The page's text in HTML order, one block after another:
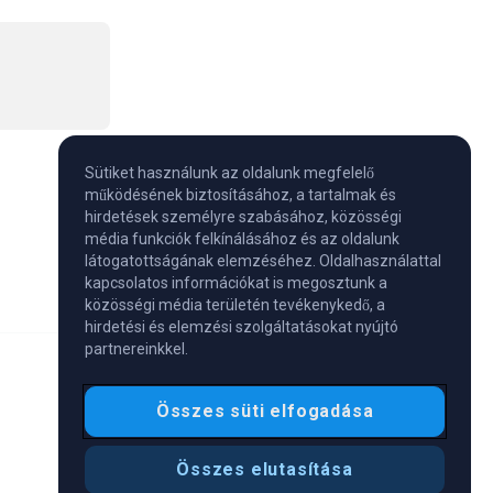
Sütiket használunk az oldalunk megfelelő
működésének biztosításához, a tartalmak és
hirdetések személyre szabásához, közösségi
média funkciók felkínálásához és az oldalunk
látogatottságának elemzéséhez. Oldalhasználattal
kapcsolatos információkat is megosztunk a
közösségi média területén tevékenykedő, a
hirdetési és elemzési szolgáltatásokat nyújtó
partnereinkkel.
Összes süti elfogadása
Összes elutasítása